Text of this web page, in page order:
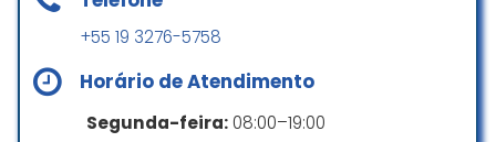
+55 19 3276-5758
Horário de Atendimento
Segunda-feira: 08:00–19:00